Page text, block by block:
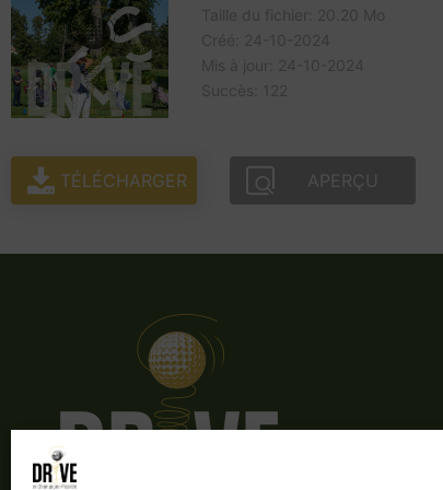
TÉLÉCHARGER APERÇU